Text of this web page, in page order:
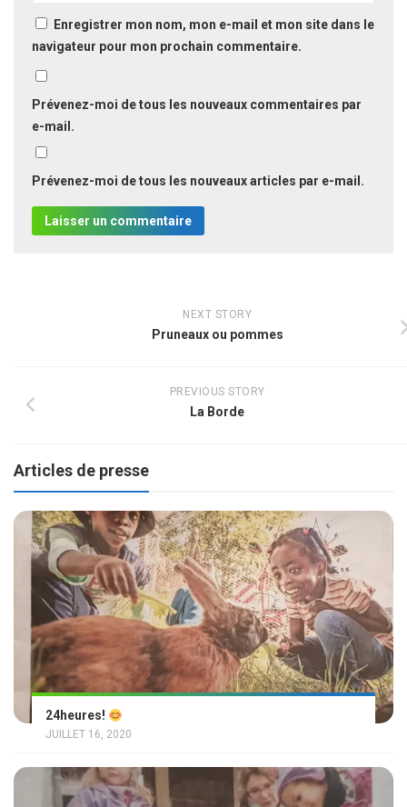
Enregistrer mon nom, mon e-mail et mon site dans le
navigateur pour mon prochain commentaire.
Prévenez-moi de tous les nouveaux commentaires par
e-mail.
Prévenez-moi de tous les nouveaux articles par e-mail.
NEXT STORY
Pruneaux ou pommes
PREVIOUS STORY
La Borde
Articles de presse
24heures!
JUILLET 16, 2020